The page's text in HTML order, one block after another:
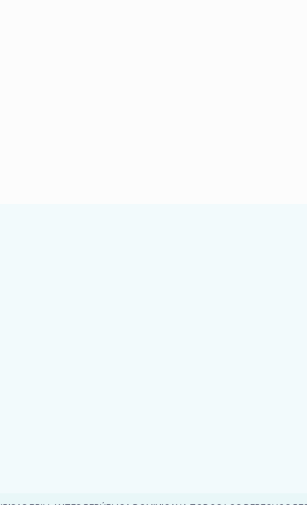
BRILLANTES REPÚBLICA DOMINICANA TODOS LOS DERECHOS